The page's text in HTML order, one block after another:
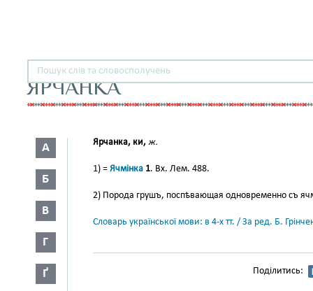
ЯРЧАНКА
А
Б
В
Г
Ґ
Ярчанка, ки, ж.
1) = Ячмінка 1. Вх. Лем. 488.
2) Порода грушъ, поспѣвающая одновременно съ
Словарь української мови: в 4-х тт. / За ред. Б.
Поділитись: